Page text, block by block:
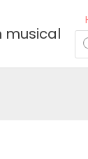
musical
de